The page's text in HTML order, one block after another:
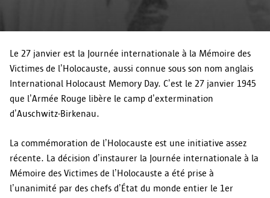
Le 27 janvier est la Journée internationale à la Mémoire des
Victimes de l’Holocauste, aussi connue sous son nom anglais
International Holocaust Memory Day. C’est le 27 janvier 1945
que l’Armée Rouge libère le camp d’extermination
d’Auschwitz-Birkenau.
La commémoration de l’Holocauste est une initiative assez
récente. La décision d’instaurer la Journée internationale à la
Mémoire des Victimes de l’Holocauste a été prise à
l’unanimité par des chefs d’État du monde entier le 1er
Transfert à d'autres parties
tiers dans un cas spécifique, vous pouvez nous contacter
à informatieveiligheid@antwerpen.be.
Période de conservation
Vos données personnelles sont traitées et conservées aussi
longtemps que nécessaire pour atteindre l'objectif pour
lequel elles ont été collectées. Si vous souhaitez savoir
combien de temps vos données sont conservées dans un cas
spécifique, vous pouvez nous contacter
à informatieveiligheid@antwerpen.be. Après expiration de la
effacées par la ville d'Anvers.
Drukpersstraat 35
1000 Bruxelles
Tél. : +32 2/274.48.00
Fax : +32 2/274.48.35
contact@apd-gba.be
Si vous avez des questions concernant le traitement de vos
données personnelles tel que décrit dans cette déclaration,
vous pouvez toujours contacter notre responsable de la
protection des données